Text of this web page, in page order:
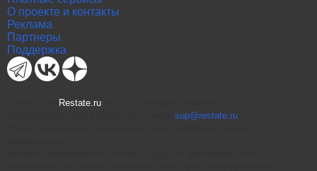
О проекте и контакты
Реклама
Партнеры
Поддержка
Restate.ru
sup@restate.ru